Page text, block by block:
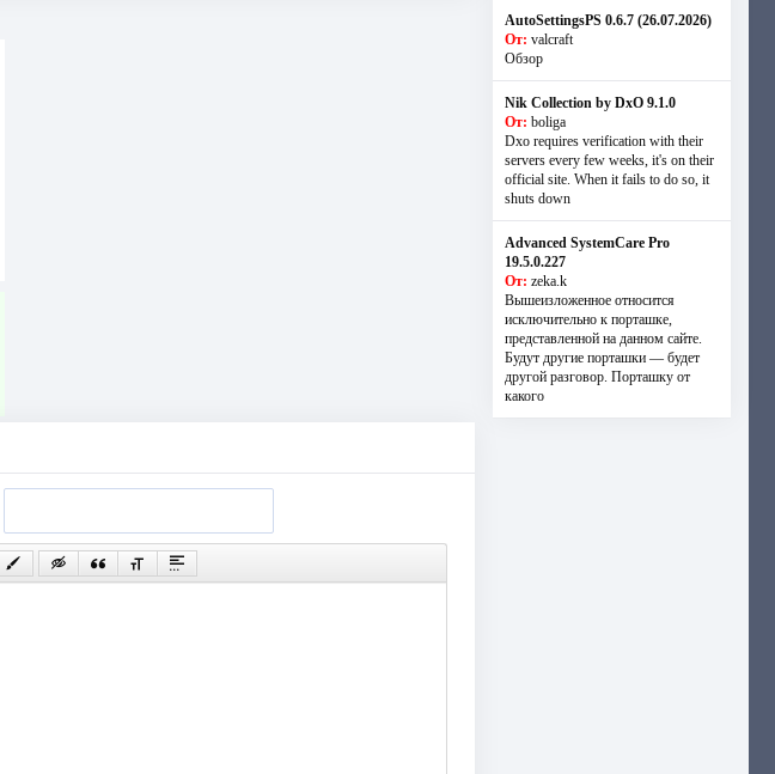
AutoSettingsPS 0.6.7 (26.07.2026)
От: valcraft
Обзор
Nik Collection by DxO 9.1.0
От: boliga
Dxo requires verification with their
servers every few weeks, it's on their
official site. When it fails to do so, it
shuts down
Advanced SystemCare Pro
19.5.0.227
От: zeka.k
Вышеизложенное относится
исключительно к порташке,
представленной на данном сайте.
Будут другие порташки — будет
другой разговор. Порташку от
какого